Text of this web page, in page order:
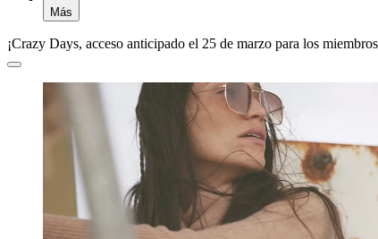
Más
¡Crazy Days, acceso anticipado el 25 de marzo para los